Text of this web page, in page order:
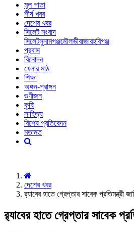
মূল পাতা
শীর্ষ খবর
দেশের খবর
সিলেট সংবাদ
সিলেটসুনামগঞ্জমৌলভীবাজারহবিগঞ্জ
প্রবাস
বিনোদন
খেলার মাঠ
শিক্ষা
অঙ্গন-প্রাঙ্গন
গুণীজন
কৃষি
সাহিত্য
বিশেষ প্রতিবেদন
মতামত
দেশের খবর
র‍্যাবের হাতে গ্রেপ্তার সাবেক প্রতিমন্ত্রী
র‍্যাবের হাতে গ্রেপ্তার সাবেক